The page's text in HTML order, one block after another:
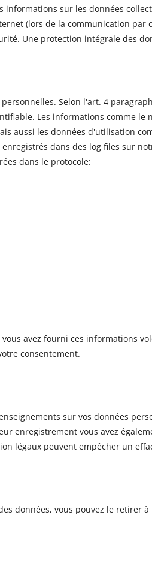
informations sur les données
(lors de la communication
Une protection intégrale des
Selon l'art. 4
Les informations comme le
aussi les données d'utilisation
dans des log files sur
dans le protocole:
avez fourni ces informations
consentement.
sur vos données
enregistrement vous avez
légaux peuvent empêcher un
données, vous pouvez le retirer